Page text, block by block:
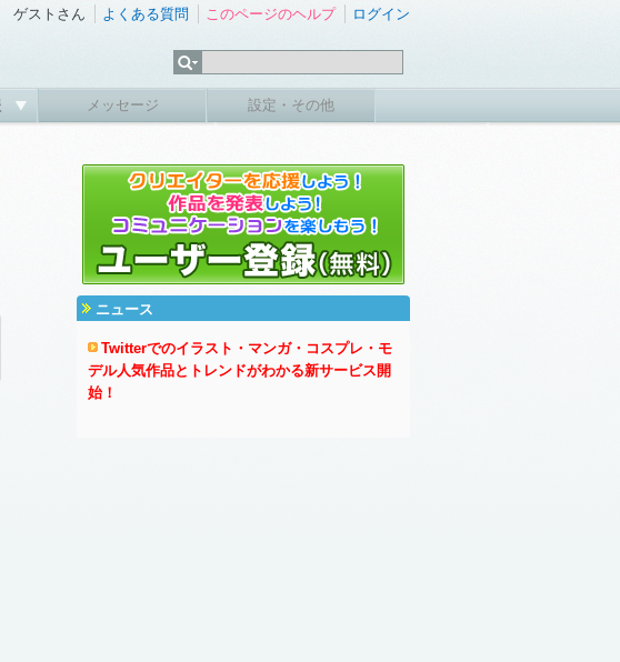
ゲストさん よくある質問 このページのヘルプ ログイン
メッセージ 設定・その他
ニュース
Twitterでのイラスト・マンガ・コスプレ・モ
デル人気作品とトレンドがわかる新サービス開
始！